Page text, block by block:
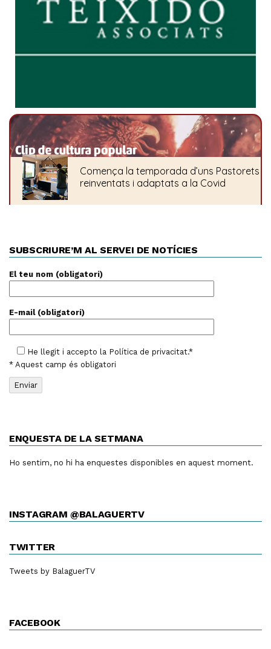
SUBSCRIURE’M AL SERVEI DE NOTÍCIES
El teu nom (obligatori)
E-mail (obligatori)
He llegit i accepto la Política de privacitat.*
* Aquest camp és obligatori
ENQUESTA DE LA SETMANA
Ho sentim, no hi ha enquestes disponibles en aquest moment.
INSTAGRAM @BALAGUERTV
TWITTER
Tweets by BalaguerTV
FACEBOOK